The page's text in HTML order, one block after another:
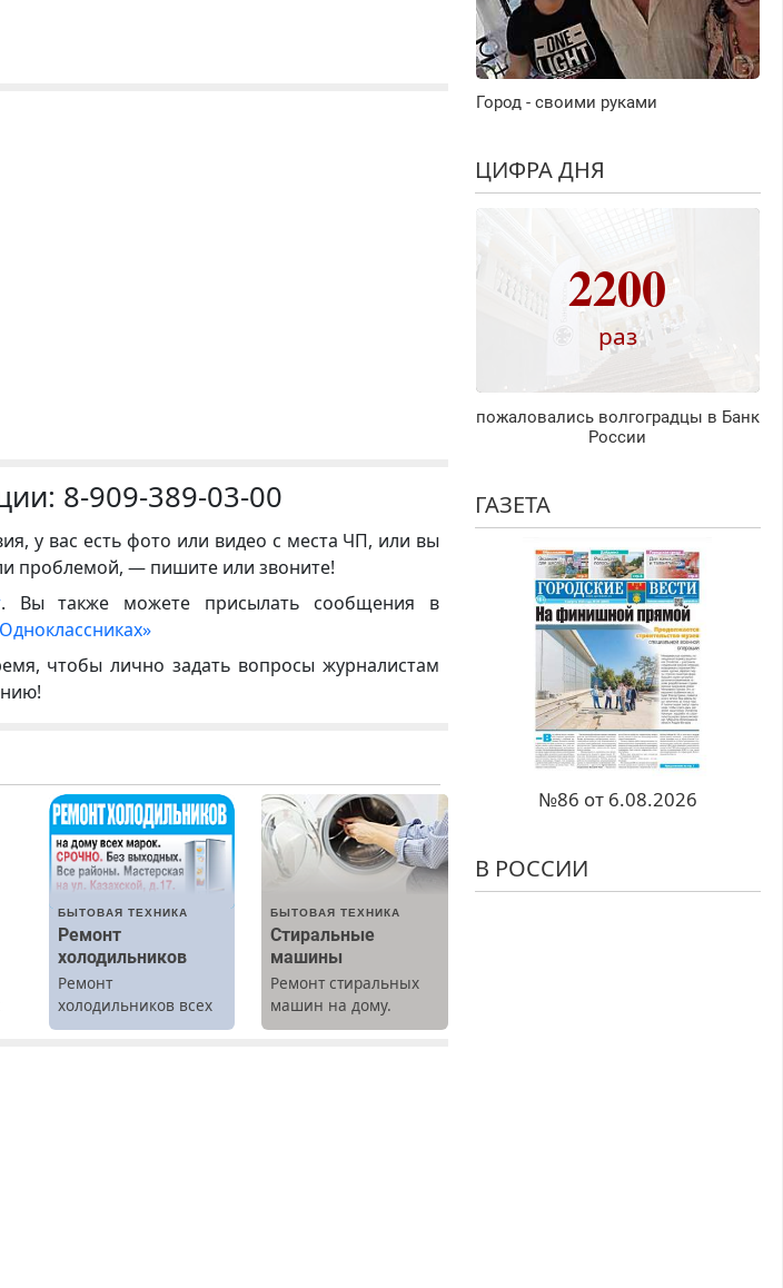
8-909-389-03-00
у вас есть фото или видео с места ЧП, или вы
проблемой, — пишите или звоните!
. Вы также можете присылать сообщения в
чтобы лично задать вопросы журналистам
БЫТОВАЯ ТЕХНИКА
Ремонт
холодильников
Ремонт
холодильников всех
марок на дому.
БЫТОВАЯ ТЕХНИКА
Стиральные
машины
Ремонт стиральных
машин на дому.
Выезд и диагностика
Город - своими руками
ЦИФРА ДНЯ
2200
раз
пожаловались волгоградцы в Банк
России
ГАЗЕТА
№86 от 6.08.2026
В РОССИИ